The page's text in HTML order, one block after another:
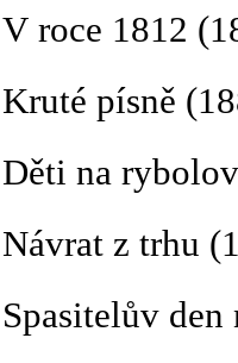
V roce 1812
Kruté písně
Děti na
Návrat z trhu
Spasitelův den